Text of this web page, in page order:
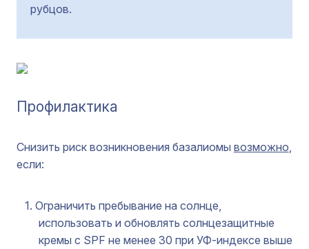
рубцов.
Профилактика
Снизить риск возникновения базалиомы возможно,
если:
Ограничить пребывание на солнце,
использовать и обновлять солнцезащитные
кремы с SPF не менее 30 при УФ-индексе выше